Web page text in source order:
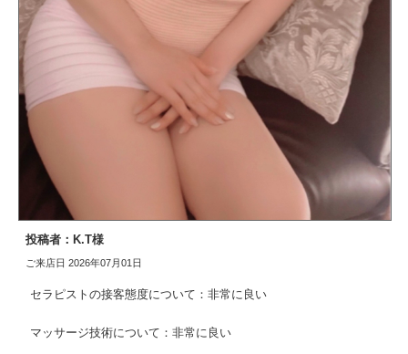
投稿者：K.T様
ご来店日 2026年07月01日
セラピストの接客態度について：非常に良い
マッサージ技術について：非常に良い